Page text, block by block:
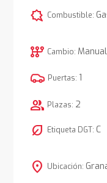
comic_bubble Combustible:
auto_transmission Cambio: Manual
Puertas: 1
group Plazas: 2
nest_eco_leaf Etiqueta DGT: C
location_on Ubicación: